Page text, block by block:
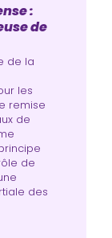
:
de
de la
les
remise
de
de
des